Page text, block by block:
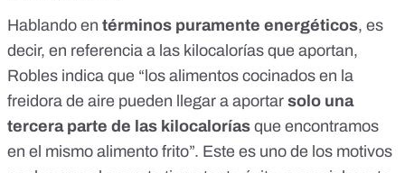
Hablando en términos puramente energéticos, es
decir, en referencia a las kilocalorías que aportan,
Robles indica que “los alimentos cocinados en la
freidora de aire pueden llegar a aportar solo una
tercera parte de las kilocalorías que encontramos
en el mismo alimento frito”. Este es uno de los motivos